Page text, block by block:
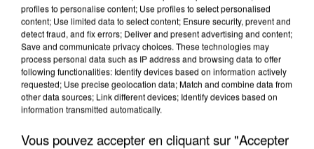
profiles to personalise content; Use profiles to select personalised
content; Use limited data to select content; Ensure security, prevent and
detect fraud, and fix errors; Deliver and present advertising and content;
Save and communicate privacy choices. These technologies may
process personal data such as IP address and browsing data to offer
following functionalities: Identify devices based on information actively
requested; Use precise geolocation data; Match and combine data from
other data sources; Link different devices; Identify devices based on
information transmitted automatically.
Vous pouvez accepter en cliquant sur "Accepter